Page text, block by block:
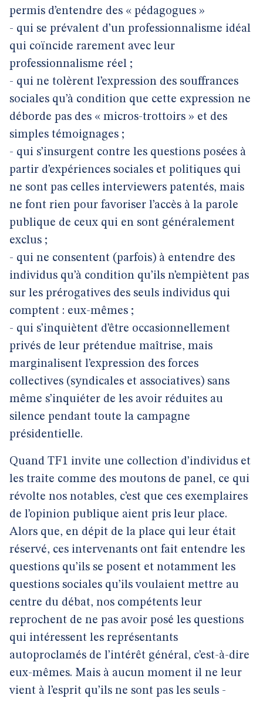
permis d’entendre des « pédagogues »
- qui se prévalent d’un professionnalisme idéal
qui coïncide rarement avec leur
professionnalisme réel ;
- qui ne tolèrent l’expression des souffrances
sociales qu’à condition que cette expression ne
déborde pas des « micros-trottoirs » et des
simples témoignages ;
- qui s’insurgent contre les questions posées à
partir d’expériences sociales et politiques qui
ne sont pas celles interviewers patentés, mais
ne font rien pour favoriser l’accès à la parole
publique de ceux qui en sont généralement
exclus ;
- qui ne consentent (parfois) à entendre des
individus qu’à condition qu’ils n’empiètent pas
sur les prérogatives des seuls individus qui
comptent : eux-mêmes ;
- qui s’inquiètent d’être occasionnellement
privés de leur prétendue maîtrise, mais
marginalisent l’expression des forces
collectives (syndicales et associatives) sans
même s’inquiéter de les avoir réduites au
silence pendant toute la campagne
présidentielle.
Quand TF1 invite une collection d’individus et
les traite comme des moutons de panel, ce qui
révolte nos notables, c’est que ces exemplaires
de l’opinion publique aient pris leur place.
Alors que, en dépit de la place qui leur était
réservé, ces intervenants ont fait entendre les
questions qu’ils se posent et notamment les
questions sociales qu’ils voulaient mettre au
centre du débat, nos compétents leur
reprochent de ne pas avoir posé les questions
qui intéressent les représentants
autoproclamés de l’intérêt général, c’est-à-dire
eux-mêmes. Mais à aucun moment il ne leur
vient à l’esprit qu’ils ne sont pas les seuls -